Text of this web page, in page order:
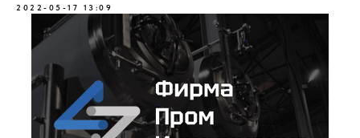
2022-05-17 13:09